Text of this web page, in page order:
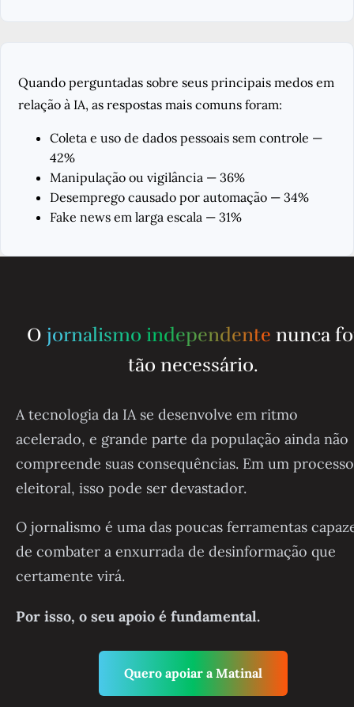
Quando perguntadas sobre seus principais medos em
relação à IA, as respostas mais comuns foram:
Coleta e uso de dados pessoais sem controle —
42%
Manipulação ou vigilância — 36%
Desemprego causado por automação — 34%
Fake news em larga escala — 31%
O jornalismo independente nunca
tão necessário.
A tecnologia da IA se desenvolve em ritmo
acelerado, e grande parte da população ainda não
compreende suas consequências. Em um processo
eleitoral, isso pode ser devastador.
O jornalismo é uma das poucas ferramentas
de combater a enxurrada de desinformação que
certamente virá.
Por isso, o seu apoio é fundamental.
Quero apoiar a Matinal